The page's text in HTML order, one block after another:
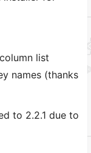
list
names (thanks
to 2.2.1 due to